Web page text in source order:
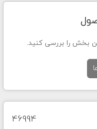
بخش را بررسی کنید.
46994